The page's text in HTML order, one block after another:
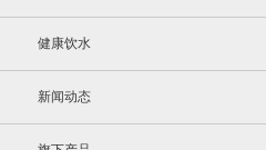
健康饮水
新闻动态